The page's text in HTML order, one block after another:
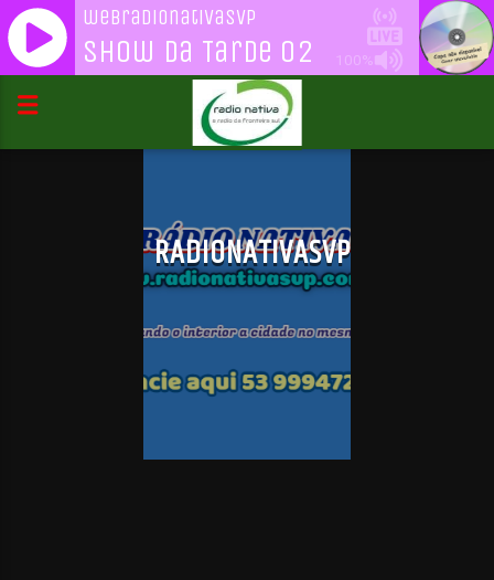
100%
webradionativasvp
Show da Tarde 02